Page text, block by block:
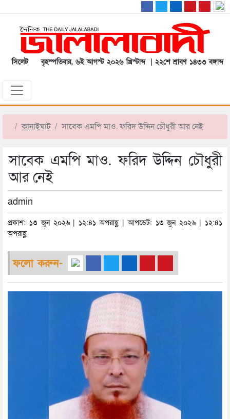
সিলেট বৃহস্পতিবার, ৬ই আগস্ট ২০২৬ খ্রিস্টাব্দ | ২২শে শ্রাবণ ১৪৩৩ বঙ্গাব্দ
কানাইঘাট সাবেক এমপি মাও. ফরিদ উদ্দিন চৌধুরী আর নেই
সাবেক এমপি মাও. ফরিদ উদ্দিন চৌধুরী
আর নেই
admin
প্রকাশ: ১৩ জুন ২০২৬ | ১২:৪১ অপরাহ্ণ | আপডেট: ১৩ জুন ২০২৬ | ১২:৪১
অপরাহ্ণ
ফলো করুন-